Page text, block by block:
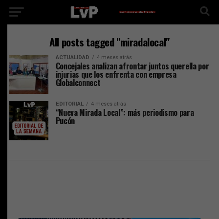
All posts tagged "miradalocal"
ACTUALIDAD 4 meses atrás
Concejales analizan afrontar juntos querella por
injurias que los enfrenta con empresa
Globalconnect
EDITORIAL 4 meses atrás
“Nueva Mirada Local”: más periodismo para
Pucón